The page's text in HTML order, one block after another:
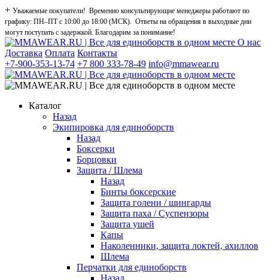
+ Уважаемые покупатели! Временно консультирующие менеджеры работают по
графику: ПН–ПТ с 10:00 до 18:00 (МСК). Ответы на обращения в выходные дни
могут поступать с задержкой. Благодарим за понимание!
О нас
Доставка Оплата Контакты
+7-900-353-13-74 +7 800 333-78-49 info@mmawear.ru
Каталог
Назад
Экипировка для единоборств
Назад
Боксерки
Борцовки
Защита / Шлема
Назад
Бинты боксерские
Защита голени / шингарды
Защита паха / Суспензоры
Защита ушей
Капы
Наколенники, защита локтей, ахиллов
Шлема
Перчатки для единоборств
Назад